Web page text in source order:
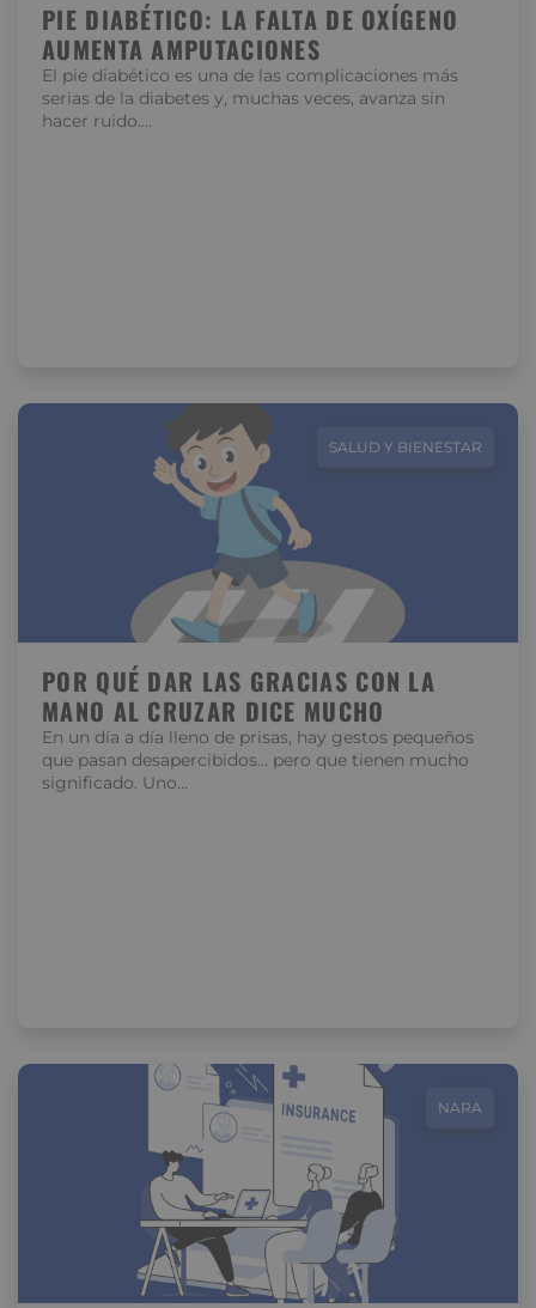
PIE DIABÉTICO: LA FALTA DE OXÍGENO
AUMENTA AMPUTACIONES
El pie diabético es una de las complicaciones más
serias de la diabetes y, muchas veces, avanza sin
hacer ruido….
SALUD Y BIENESTAR
POR QUÉ DAR LAS GRACIAS CON LA
MANO AL CRUZAR DICE MUCHO
En un día a día lleno de prisas, hay gestos pequeños
que pasan desapercibidos… pero que tienen mucho
significado. Uno…
NARA